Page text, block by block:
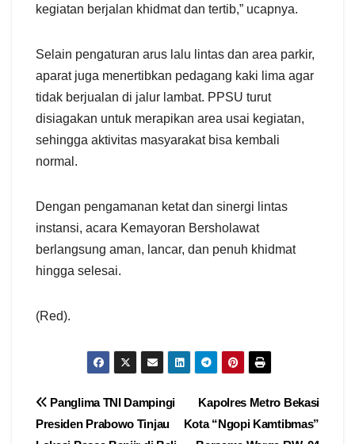
kegiatan berjalan khidmat dan tertib,” ucapnya.
Selain pengaturan arus lalu lintas dan area parkir,
aparat juga menertibkan pedagang kaki lima agar
tidak berjualan di jalur lambat. PPSU turut
disiagakan untuk merapikan area usai kegiatan,
sehingga aktivitas masyarakat bisa kembali
normal.
Dengan pengamanan ketat dan sinergi lintas
instansi, acara Kemayoran Bersholawat
berlangsung aman, lancar, dan penuh khidmat
hingga selesai.
(Red).
Navigasi
Kapolres Metro Bekasi
Kota “Ngopi Kamtibmas”
Panglima TNI Dampingi
Presiden Prabowo Tinjau